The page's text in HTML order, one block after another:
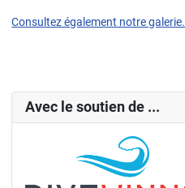
Consultez également notre galerie.
Avec le soutien de ...